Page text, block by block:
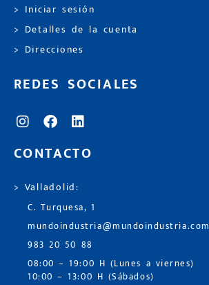
> Iniciar sesión
> Detalles de la cuenta
> Direcciones
REDES SOCIALES
CONTACTO
> Valladolid:
C. Turquesa, 1
mundoindustria@mundoindustria.com
983 20 50 88
08:00 – 19:00 H (Lunes a viernes)
10:00 – 13:00 H (Sábados)